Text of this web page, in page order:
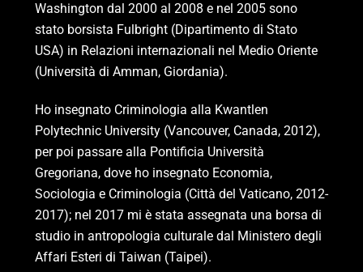
Washington dal 2000 al 2008 e nel 2005 sono
stato borsista Fulbright (Dipartimento di Stato
USA) in Relazioni internazionali nel Medio Oriente
(Università di Amman, Giordania).
Ho insegnato Criminologia alla Kwantlen
Polytechnic University (Vancouver, Canada, 2012),
per poi passare alla Pontificia Università
Gregoriana, dove ho insegnato Economia,
Sociologia e Criminologia (Città del Vaticano, 2012-
2017); nel 2017 mi è stata assegnata una borsa di
studio in antropologia culturale dal Ministero degli
Affari Esteri di Taiwan (Taipei).